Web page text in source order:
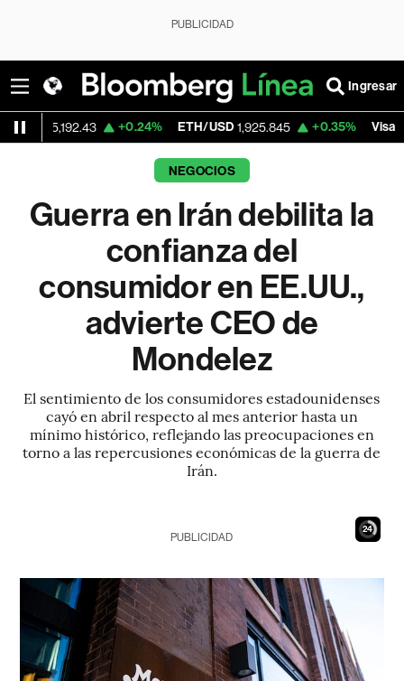
PUBLICIDAD
Ingresar
+0.24% ETH/USD 1,925.845 +0.35% Visa 362.50
NEGOCIOS
Guerra en Irán debilita la
confianza del
consumidor en EE.UU.,
advierte CEO de
Mondelez
El sentimiento de los consumidores estadounidenses
cayó en abril respecto al mes anterior hasta un
mínimo histórico, reflejando las preocupaciones en
torno a las repercusiones económicas de la guerra de
Irán.
23
PUBLICIDAD